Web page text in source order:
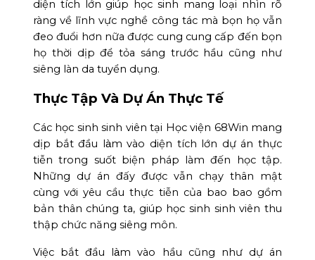
diện tích lớn giúp học sinh mang loại nhìn rõ
ràng về lĩnh vực nghề công tác mà bọn họ vẫn
đeo đuổi hơn nữa được cung cung cấp đến bọn
họ thời dịp để tỏa sáng trước hầu cũng như
siêng làn da tuyển dụng.
Thực Tập Và Dự Án Thực Tế
Các học sinh sinh viên tại Học viện 68Win mang
dịp bắt đầu làm vào diện tích lớn dự án thực
tiễn trong suốt biện pháp làm đến học tập.
Những dự án đấy được vẫn chạy thân mật
cùng với yêu cầu thực tiễn của bao bao gồm
bản thân chúng ta, giúp học sinh sinh viên thu
thập chức năng siêng môn.
Việc bắt đầu làm vào hầu cũng như dự án